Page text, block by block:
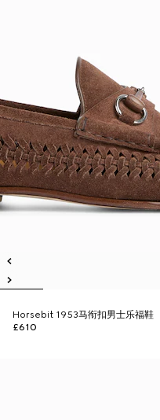
Horsebit 1953马衔扣男士乐福鞋
£610